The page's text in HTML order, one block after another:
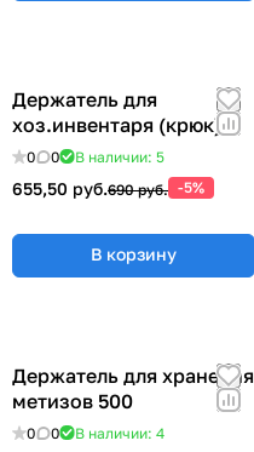
Держатель для
хоз.инвентаря (крюк)
0 0 В наличии: 5
655,50 руб.690 руб. -5%
В корзину
Держатель для хранения
метизов 500
0 0 В наличии: 4